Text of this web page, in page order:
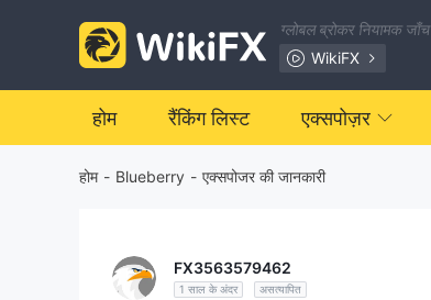
ग्लोबल ब्रोकर नियामक
WikiFX
होम रैंकिंग लिस्ट एक्सपोज़र
होम - Blueberry - एक्सपोजर की जानकारी
FX3563579462
1 साल के अंदर असत्यापित